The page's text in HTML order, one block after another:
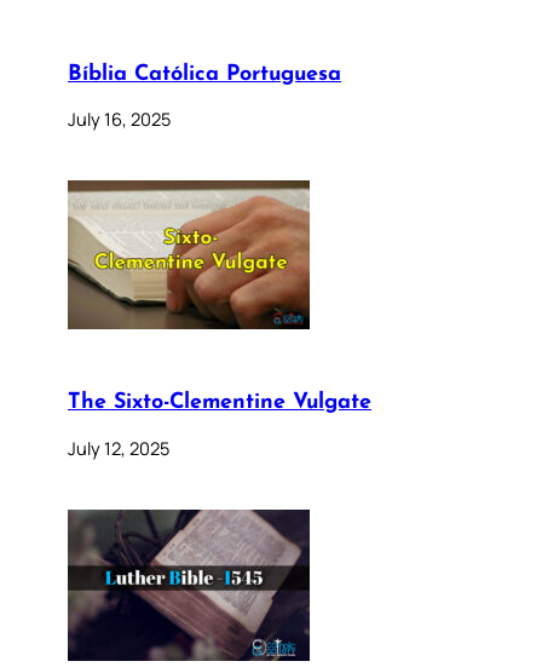
Bíblia Católica Portuguesa
July 16, 2025
The Sixto-Clementine Vulgate
July 12, 2025